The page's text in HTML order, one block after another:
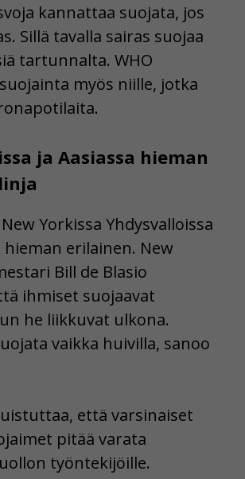
kannattaa suojata, jos
Sillä tavalla sairas suojaa
tartunnalta. WHO
myös niille, jotka
ja Aasiassa hieman
Yorkissa Yhdysvalloissa
erilainen. New
Bill de Blasio
ihmiset suojaavat
he liikkuvat ulkona.
vaikka huivilla, sanoo
että varsinaiset
pitää varata
työntekijöille.